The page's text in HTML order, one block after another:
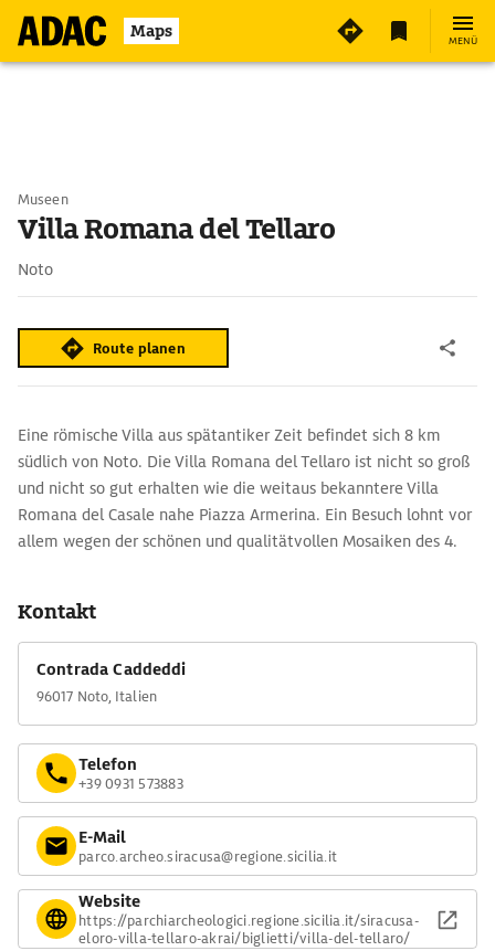
Maps MENÜ
Museen
Villa Romana del Tellaro
Noto
Route planen
Eine römische Villa aus spät­antiker Zeit befindet sich 8 km
südlich von Noto. Die Villa Romana del Tellaro ist nicht so groß
und nicht so gut erhalten wie die weitaus bekann­tere Villa
Romana del Casale nahe Piazza Armerina. Ein Besuch lohnt vor
allem wegen der schönen und qualitätvollen Mosaiken des 4.
Kontakt
Contrada Caddeddi
96017 Noto, Italien
Telefon
+39 0931 573883
E-Mail
parco.archeo.siracusa@regione.sicilia.it
Website
https://parchiarcheologici.regione.sicilia.it/siracusa-
eloro-villa-tellaro-akrai/biglietti/villa-del-tellaro/